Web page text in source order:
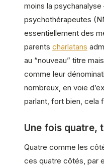
moins la
psychothérapeutes
essentiellement des
parents charlatans
au “nouveau” titre
comme leur
nombreux, en voie
parlant, fort bien, cela
Une fois quatre,
Quatre comme les
ces quatre côtés, par